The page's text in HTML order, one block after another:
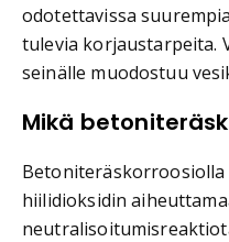
odotettavissa
tulevia korjaustarpeita.
seinälle muodostuu
Mikä
hiilidioksidin